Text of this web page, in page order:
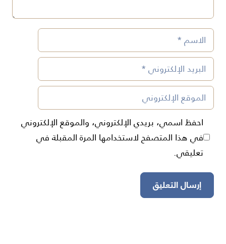
الاسم
البريد
الإلكتروني
الموقع
الإلكتروني
احفظ اسمي، بريدي الإلكتروني، والموقع الإلكتروني
في هذا المتصفح لاستخدامها المرة المقبلة في
تعليقي.